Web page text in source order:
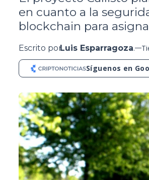
en cuanto a la
blockchain para
Escrito porLuis Esparragoza.
Síguenos en